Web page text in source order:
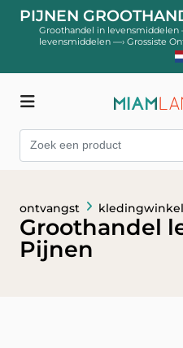
PIJNEN
Groothandel in levensmiddelen
levensmiddelen —› Grossiste
ontvangst kledingwinkel
Groothandel
Pijnen
kledingwinkel
Register